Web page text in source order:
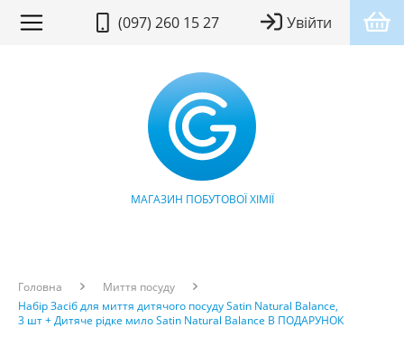
(097) 260 15 27 Увійти
МАГАЗИН ПОБУТОВОЇ ХІМІЇ
Головна
Миття посуду
Набір Засіб для миття дитячого посуду Satin Natural Balance,
3 шт + Дитяче рідке мило Satin Natural Balance В ПОДАРУНОК